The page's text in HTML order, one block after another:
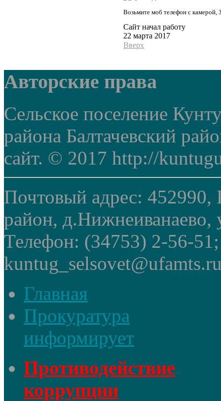
Возьмите моб телефон с камерой,
Сайт начал работу
22 марта 2017
Вверх
Авторские права
Сельское поселение
района Балтачевский
сайт. © 2017 http://
Почтовый адрес: 452990,
район, д.Нижнеиванаево,
Телефон: (34753) 2-56-
Главная
Прокуратура
информирует
Противодействие
коррупции